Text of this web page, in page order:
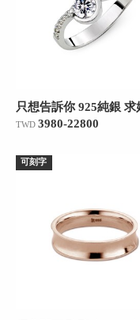
TWD 3980-22800
可刻字